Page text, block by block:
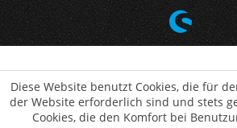
Diese Website benutzt Cookies, die für
der Website erforderlich sind und stets
Cookies, die den Komfort bei